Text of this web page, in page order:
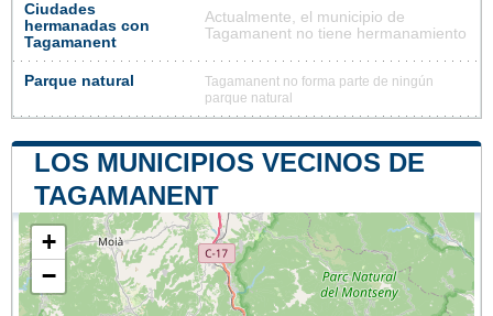
Ciudades
hermanadas con
Tagamanent
Actualmente, el municipio de
Tagamanent no tiene hermanamiento
Parque natural
Tagamanent no forma parte de ningún
parque natural
LOS MUNICIPIOS VECINOS DE
TAGAMANENT
+
−